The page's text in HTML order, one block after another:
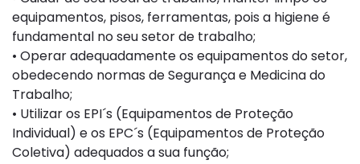
equipamentos, pisos, ferramentas, pois a higiene é
fundamental no seu setor de trabalho;
• Operar adequadamente os equipamentos do setor,
obedecendo normas de Segurança e Medicina do
Trabalho;
• Utilizar os EPI´s (Equipamentos de Proteção
Individual) e os EPC´s (Equipamentos de Proteção
Coletiva) adequados a sua função;